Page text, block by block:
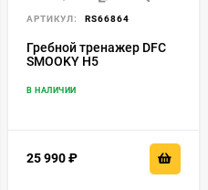
АРТИКУЛ: RS66864
Гребной тренажер DFC
SMOOKY H5
В НАЛИЧИИ
25 990